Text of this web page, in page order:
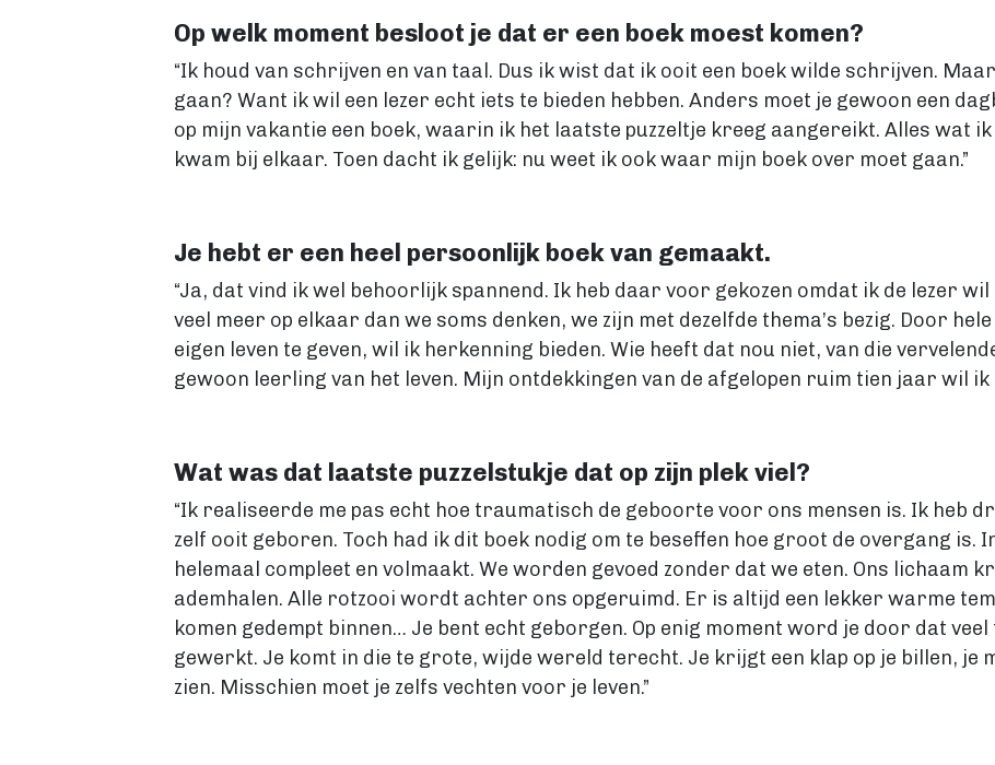
Op welk moment besloot je dat er een boek moest komen?
“Ik houd van schrijven en van taal. Dus ik wist dat ik ooit een boek wilde schrijven.
gaan? Want ik wil een lezer echt iets te bieden hebben. Anders moet je gewoon een
op mijn vakantie een boek, waarin ik het laatste puzzeltje kreeg aangereikt. Alles wat
kwam bij elkaar. Toen dacht ik gelijk: nu weet ik ook waar mijn boek over moet gaan.”
Je hebt er een heel persoonlijk boek van gemaakt.
“Ja, dat vind ik wel behoorlijk spannend. Ik heb daar voor gekozen omdat ik de lezer
veel meer op elkaar dan we soms denken, we zijn met dezelfde thema’s bezig. Door
eigen leven te geven, wil ik herkenning bieden. Wie heeft dat nou niet, van die
gewoon leerling van het leven. Mijn ontdekkingen van de afgelopen ruim tien jaar wil ik
Wat was dat laatste puzzelstukje dat op zijn plek viel?
“Ik realiseerde me pas echt hoe traumatisch de geboorte voor ons mensen is. Ik heb
zelf ooit geboren. Toch had ik dit boek nodig om te beseffen hoe groot de overgang is.
helemaal compleet en volmaakt. We worden gevoed zonder dat we eten. Ons lichaam
ademhalen. Alle rotzooi wordt achter ons opgeruimd. Er is altijd een lekker warme
komen gedempt binnen… Je bent echt geborgen. Op enig moment word je door dat
gewerkt. Je komt in die te grote, wijde wereld terecht. Je krijgt een klap op je billen, je
zien. Misschien moet je zelfs vechten voor je leven.”